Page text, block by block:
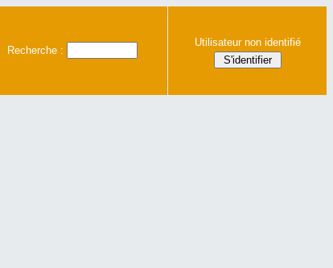
Recherche :
Utilisateur non identifié